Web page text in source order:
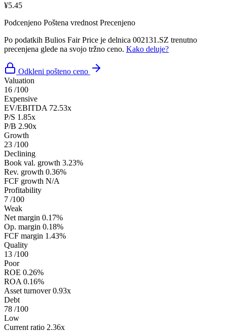
¥5.45
Podcenjeno Poštena vrednost Precenjeno
Po podatkih Bulios Fair Price je delnica 002131.SZ trenutno
precenjena glede na svojo tržno ceno. Kako deluje?
Odkleni pošteno ceno
Valuation
16 /100
Expensive
EV/EBITDA 72.53x
P/S 1.85x
P/B 2.90x
Growth
23 /100
Declining
Book val. growth 3.23%
Rev. growth 0.36%
FCF growth N/A
Profitability
7 /100
Weak
Net margin 0.17%
Op. margin 0.18%
FCF margin 1.43%
Quality
13 /100
Poor
ROE 0.26%
ROA 0.16%
Asset turnover 0.93x
Debt
78 /100
Low
Current ratio 2.36x